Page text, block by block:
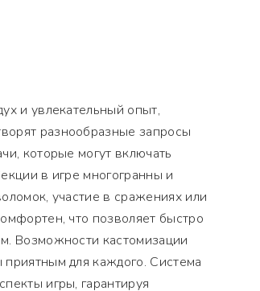
и увлекательный опыт,
разнообразные запросы
которые могут включать
в игре многогранны и
участие в сражениях или
что позволяет быстро
Возможности кастомизации
для каждого. Система
игры, гарантируя